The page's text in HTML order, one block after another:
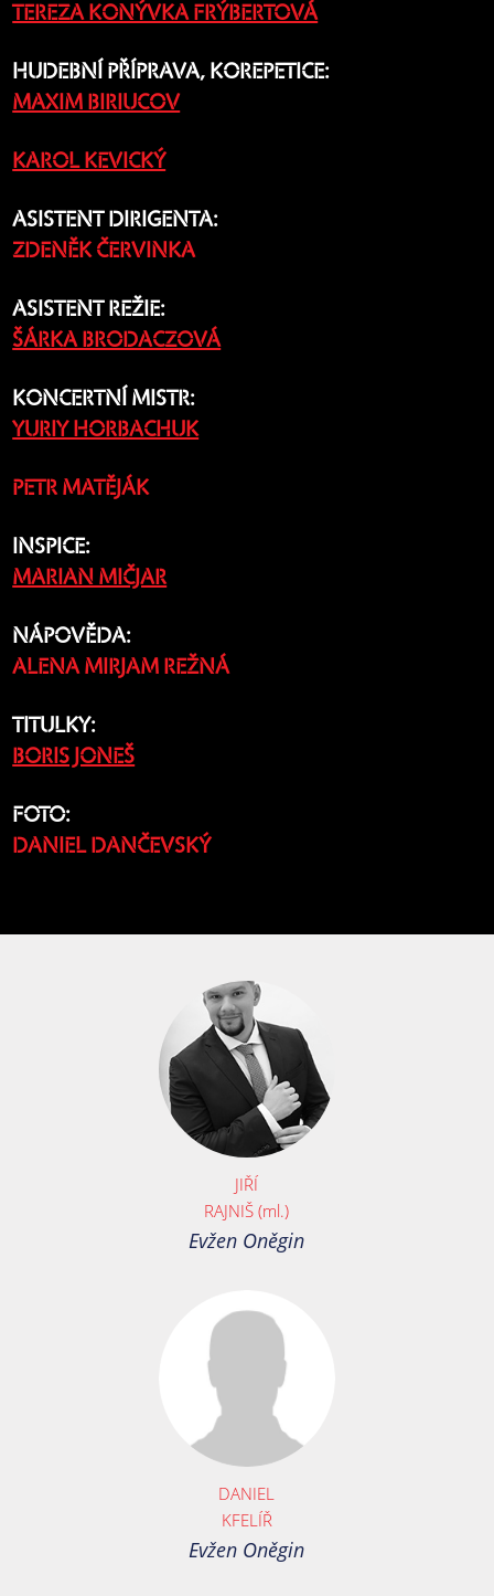
TEREZA KONÝVKA FRÝBERTOVÁ
HUDEBNÍ PŘÍPRAVA, KOREPETICE:
MAXIM BIRIUCOV
KAROL KEVICKÝ
ASISTENT DIRIGENTA:
ZDENĚK ČERVINKA
ASISTENT REŽIE:
ŠÁRKA BRODACZOVÁ
KONCERTNÍ MISTR:
YURIY HORBACHUK
PETR MATĚJÁK
INSPICE:
MARIAN MIČJAR
NÁPOVĚDA:
ALENA MIRJAM REŽNÁ
TITULKY:
BORIS JONEŠ
FOTO:
DANIEL DANČEVSKÝ
JIŘÍ
RAJNIŠ (ml.)
Evžen Oněgin
DANIEL
KFELÍŘ
Evžen Oněgin